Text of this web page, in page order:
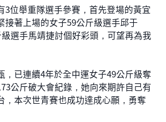
舉重隊選手參賽，首先登場的黃宜
接著上場的女子59公斤級選手邱于
選手馬靖捷討個好彩頭，可望再為我
已連續4年於全中運女子49公斤級奪
公斤破大會紀錄，她向來期許自己有
，本次世青賽也成功達成心願，勇奪